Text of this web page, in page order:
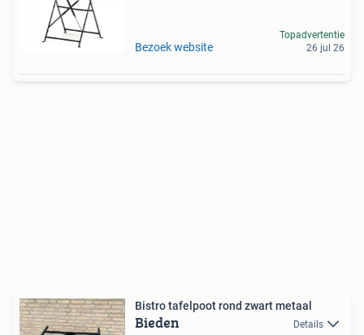
Bezoek website
Topadvertentie
26 jul 26
Bistro tafelpoot rond zwart metaal
Bieden Details